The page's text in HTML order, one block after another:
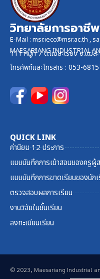
วิทยาลัยการอาชี
E-Mail : msr.iecc@msr.ac.th ,
MAESARIANG INDUSTRIAL
111 หมู่ที่ 7 ต.แม่สะเรียง อ.แม่
โทรศัพท์และโทรสาร : 053-
QUICK LINK
ค่านิยม 12 ประการ
แบบบันทึกการเข้าสอนของครูผู้
แบบบันทึกการขาดเรียนของนัก
ตรวจสอบผลการเรียน
งานวิจัยในชั้นเรียน
ลงทะเบียนเรียน
© 2023, Maesariang Industrial